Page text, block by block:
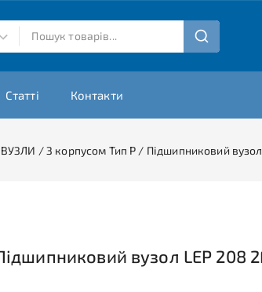
Статті Контакти
/З корпусом Тип P / Підшипниковий
вузол LEP 208